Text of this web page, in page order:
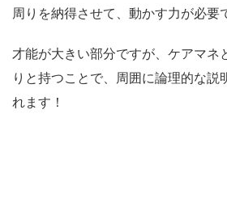
周りを納得させて、動かす力が必要
才能が大きい部分ですが、ケアマネ
りと持つことで、周囲に論理的な説
れます！